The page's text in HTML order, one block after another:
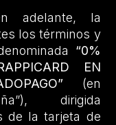
adelante, la
los términos y
“0%
EN
(en
dirigida
de la tarjeta de